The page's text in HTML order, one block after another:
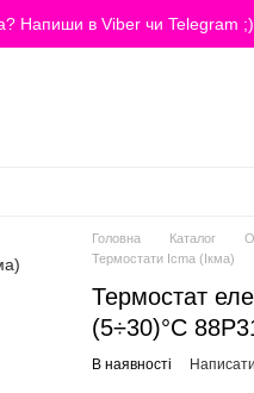
Напиши в Viber чи Telegram ;)
Головна Каталог
Термостати Icma (Ікма)
Термостат
(5÷30)°C
В наявності Написати